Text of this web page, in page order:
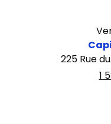
225 Rue
1